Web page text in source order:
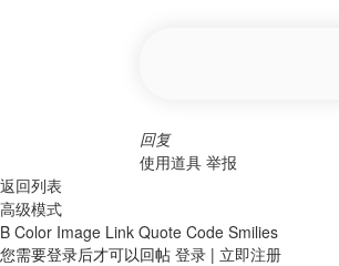
回复
使用道具 举报
返回列表
高级模式
B Color Image Link Quote Code Smilies
您需要登录后才可以回帖 登录 | 立即注册